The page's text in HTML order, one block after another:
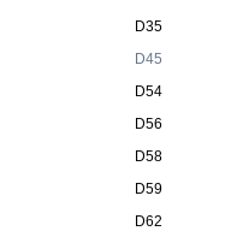
D35
D45
D54
D56
D58
D59
D62